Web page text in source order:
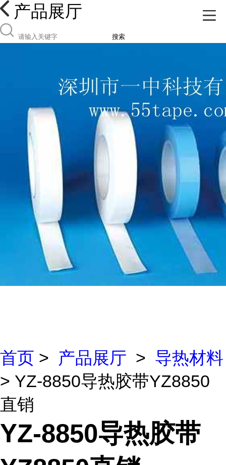
产品展厅
搜索
首页 > 产品展厅 > 导热材料
> YZ-8850导热胶带YZ8850
直销
YZ-8850导热胶带